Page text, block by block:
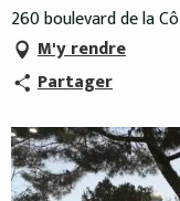
260 boulevard de la
M'y rendre
Partager